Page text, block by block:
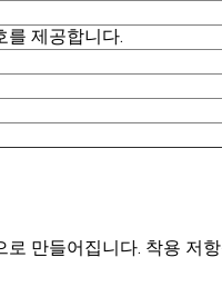
를 제공합니다.
만들어집니다. 착용 저